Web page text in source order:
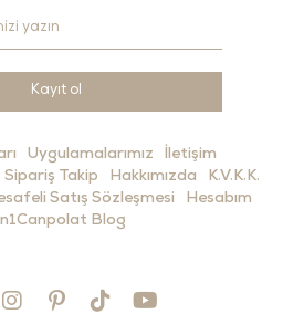
Kayıt ol
Uygulamalarımız
İletişim
Sipariş Takip Hakkımızda
K.V.K.K.
Satış Sözleşmesi
Hesabım
Blog